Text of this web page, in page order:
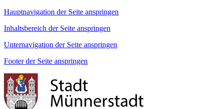
Hauptnavigation der Seite anspringen
Inhaltsbereich der Seite anspringen
Unternavigation der Seite anspringen
Footer der Seite anspringen